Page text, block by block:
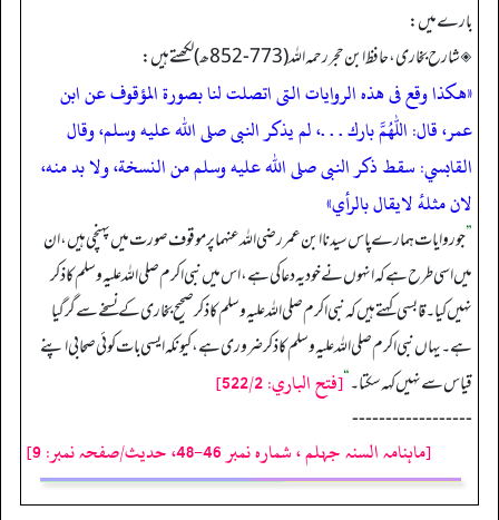
بارے میں:
◈ شارح بخاری، حافظ ابن حجر رحمہ اللہ (773-852 ھ) لکھتے ہیں:
«هكذا وقع فى هذه الروايات التى اتصلت لنا بصورة المؤقوف عن ابن
عمر، قال: اللهم بارك . . .، لم يذكر النبى صلى الله عليه وسلم، وقال
القابسي: سقط ذكر النبى صلى الله عليه وسلم من النسخة، ولا بد منه،
لان مثلهٔ لايقال بالرأي»
”جو روایات ہمارے پاس سیدنا ابن عمر رضی اللہ عنہما پر موقوف صورت میں پہنچی ہیں، ان
میں اسی طرح ہے کہ انہوں نے خود یہ دعا کی ہے، اس میں نبی اکرم صلى اللہ علیہ وسلم کا ذکر
نہیں کیا۔ قابسی کہتے ہیں کہ نبی اکرم صلى اللہ علیہ وسلم کا ذکر صحیح بخاری کے نسخے سے گر گیا
ہے۔ یہاں نبی اکرم صلى اللہ علیہ وسلم کا ذکر ضروری ہے، کیونکہ ایسی بات کوئی صحابی اپنے
قیاس سے نہیں کہہ سکتا۔“[فتح الباري: 522/2]
------------------
[ماہنامہ السنہ جہلم ، شمارہ نمبر 46-48، حدیث/صفحہ نمبر: 9]